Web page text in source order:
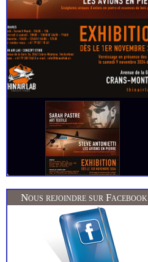
Nous rejoindre sur Facebook